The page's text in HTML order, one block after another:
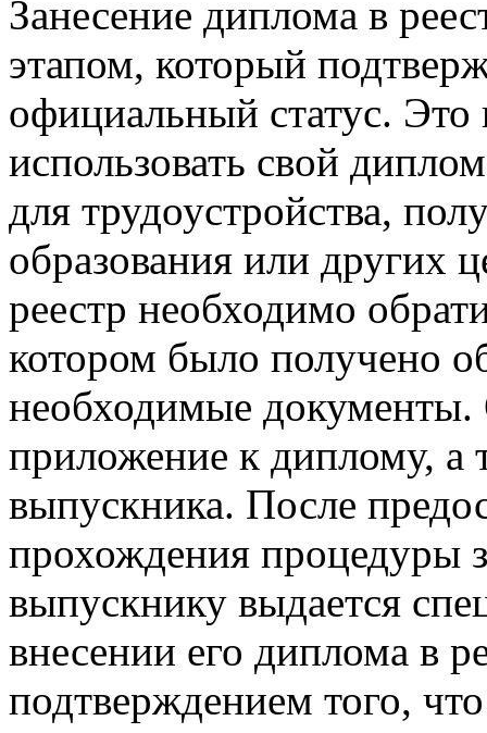
Занесение диплома в
этапом, который
официальный статус. Это
использовать свой
для трудоустройства,
образования или других
реестр необходимо
котором было получено
необходимые
приложение к диплому, а
выпускника. После
прохождения процедуры
выпускнику выдается
внесении его диплома в
подтверждением того,